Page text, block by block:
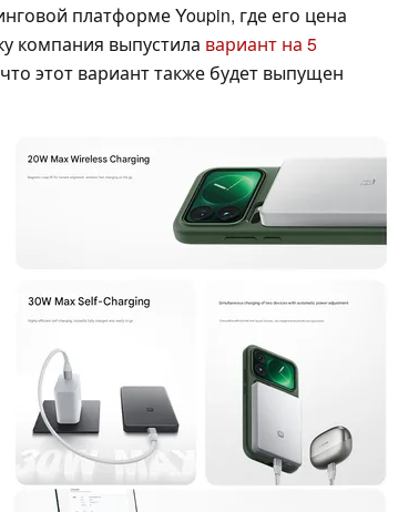
платформе Youpin, где его цена
компания выпустила вариант на 5
этот вариант также будет выпущен